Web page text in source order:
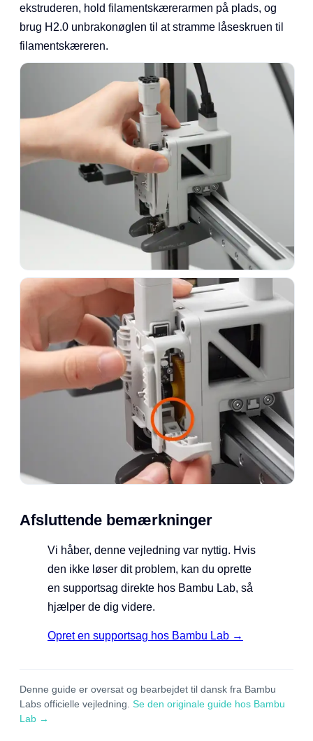
ekstruderen, hold filamentskærerarmen på plads, og
brug H2.0 unbrakonøglen til at stramme låseskruen til
filamentskæreren.
Afsluttende bemærkninger
Vi håber, denne vejledning var nyttig. Hvis
den ikke løser dit problem, kan du oprette
en supportsag direkte hos Bambu Lab, så
hjælper de dig videre.
Opret en supportsag hos Bambu Lab →
Denne guide er oversat og bearbejdet til dansk fra Bambu
Labs officielle vejledning. Se den originale guide hos Bambu
Lab →